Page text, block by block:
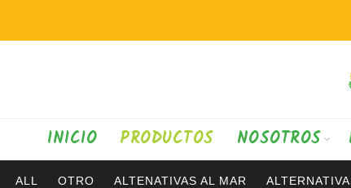
INICIO PRODUCTOS NOSOTROS
ALL OTRO ALTENATIVAS AL MAR